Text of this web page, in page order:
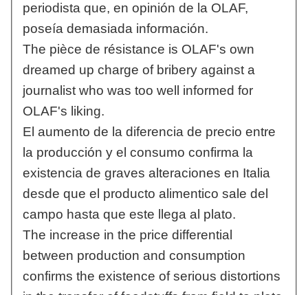
periodista que, en opinión de la OLAF,
poseía demasiada información.
The pièce de résistance is OLAF's own
dreamed up charge of bribery against a
journalist who was too well informed for
OLAF's liking.
El aumento de la diferencia de precio entre
la producción y el consumo confirma la
existencia de graves alteraciones en Italia
desde que el producto alimentico sale del
campo hasta que este llega al plato.
The increase in the price differential
between production and consumption
confirms the existence of serious distortions